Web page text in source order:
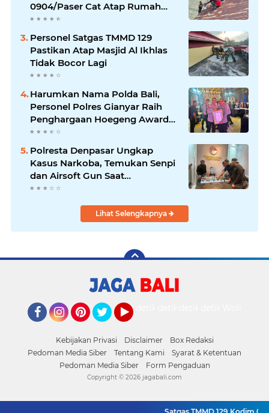
0904/Paser Cat Atap Rumah
Marbot
Personel Satgas TMMD 129
Pastikan Atap Masjid Al Ikhlas
Tidak Bocor Lagi
Harumkan Nama Polda Bali,
Personel Polres Gianyar Raih
Penghargaan Hoegeng Awards
2026
Polresta Denpasar Ungkap
Kasus Narkoba, Temukan Senpi
dan Airsoft Gun Saat
Pengerebekan
Lihat Selengkapnya
Kebijakan Privasi Disclaimer
Box Redaksi
Pedoman Media Siber
Tentang Kami
Syarat & Ketentuan
Pedoman Media Siber
Form Pengaduan
Copyright © 2026 jagabali.com